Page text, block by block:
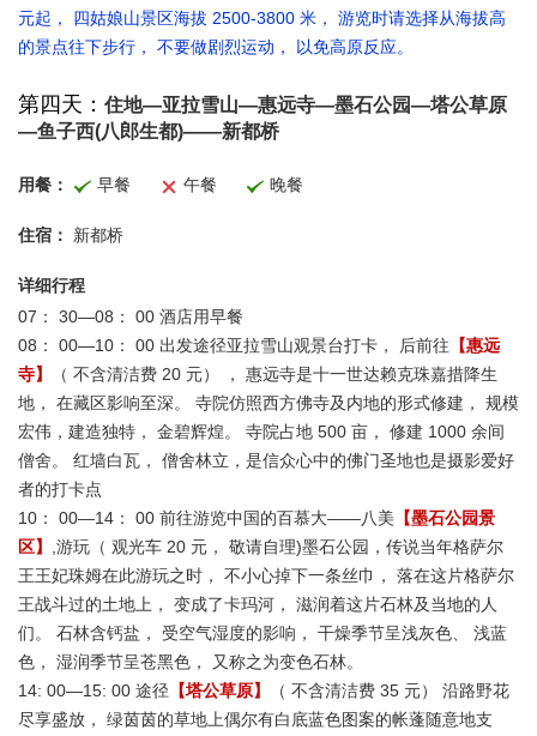
元起， 四姑娘山景区海拔 2500-3800 米， 游览时请选择从海拔高
的景点往下步行， 不要做剧烈运动， 以免高原反应。
第四天： 住地—亚拉雪山—惠远寺—墨石公园—塔公草原
—鱼子西(八郎生都)——新都桥
用餐： 早餐 午餐 晚餐
住宿： 新都桥
详细行程
07： 30—08： 00 酒店用早餐
08： 00—10： 00 出发途径亚拉雪山观景台打卡， 后前往 【惠远
寺】
（ 不含清洁费 20 元） ， 惠远寺是十一世达赖克珠嘉措降生
地， 在藏区影响至深。 寺院仿照西方佛寺及内地的形式修建， 规模
宏伟，建造独特， 金碧辉煌。 寺院占地 500 亩， 修建 1000 余间
僧舍。 红墙白瓦， 僧舍林立，是信众心中的佛门圣地也是摄影爱好
者的打卡点
10： 00—14： 00 前往游览中国的百慕大——八美 【墨石公园景
区】
,游玩（ 观光车 20 元， 敬请自理)墨石公园，传说当年格萨尔
王王妃珠姆在此游玩之时， 不小心掉下一条丝巾， 落在这片格萨尔
王战斗过的土地上， 变成了卡玛河， 滋润着这片石林及当地的人
们。 石林含钙盐， 受空气湿度的影响， 干燥季节呈浅灰色、 浅蓝
色， 湿润季节呈苍黑色， 又称之为变色石林。
14: 00—15: 00 途径 【塔公草原】
（ 不含清洁费 35 元） 沿路野花
尽享盛放， 绿茵茵的草地上偶尔有白底蓝色图案的帐蓬随意地支